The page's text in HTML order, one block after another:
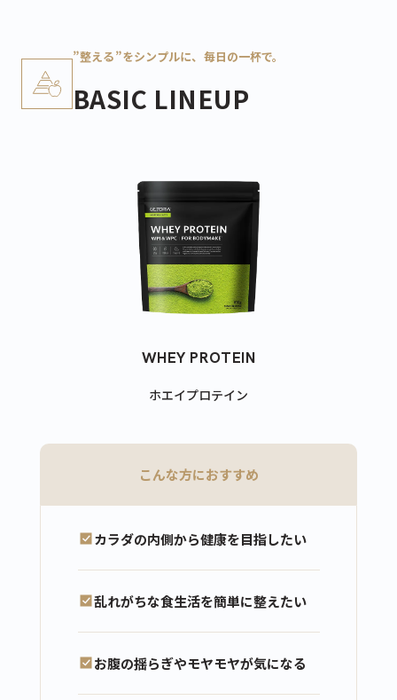
”整える”をシンプルに、毎日の一杯で。
BASIC LINEUP
WHEY PROTEIN
ホエイプロテイン
こんな方におすすめ
カラダの内側から健康を目指したい
乱れがちな食生活を簡単に整えたい
お腹の揺らぎやモヤモヤが気になる